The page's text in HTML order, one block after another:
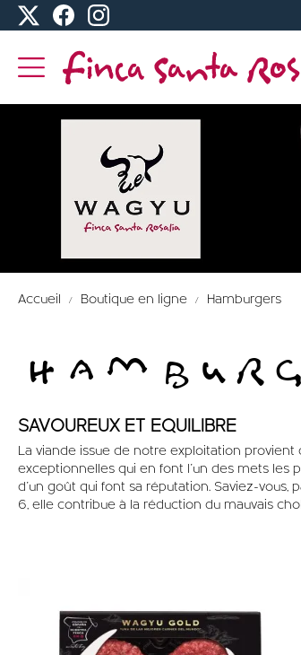
Accueil Boutique en ligne Hamburgers
SAVOUREUX ET EQUILIBRE
La viande issue de notre exploitation provient
exceptionnelles qui en font l’un des mets les
d’un goût qui font sa réputation. Saviez-
6, elle contribue à la réduction du mauvais